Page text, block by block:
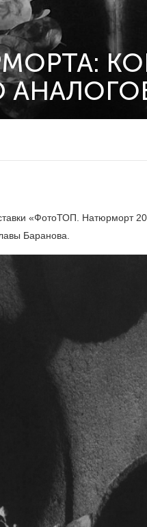
«ФотоТОП. Натюрморт
Баранова.